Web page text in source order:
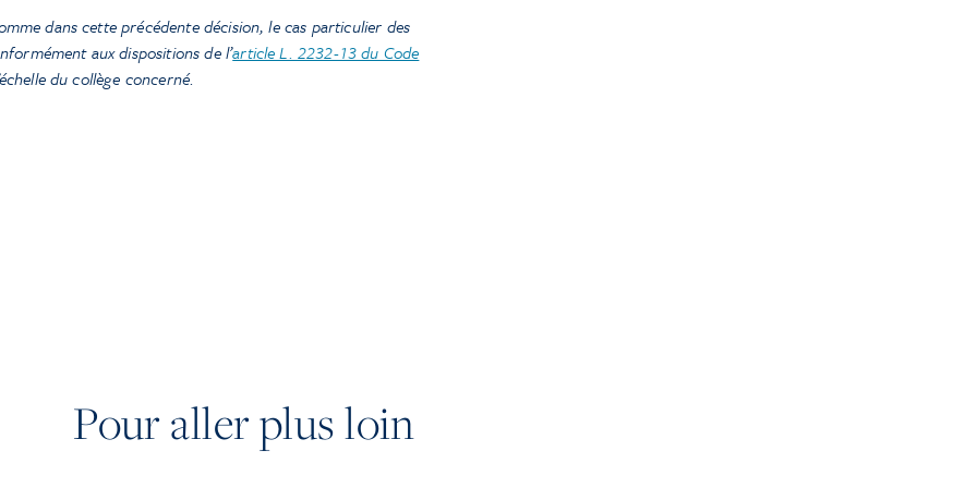
dans cette précédente décision, le cas particulier des
aux dispositions de l’article L. 2232-13 du Code
du collège concerné.
Pour aller plus loin